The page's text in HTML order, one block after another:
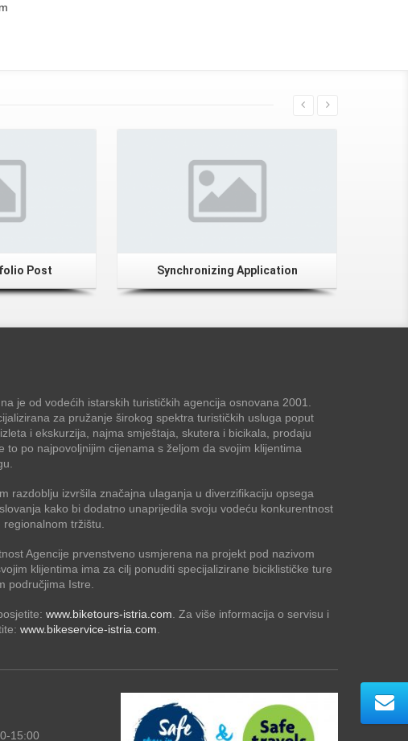
Post Synchronizing Application
je od vodećih istarskih turističkih agencija osnovana 2001.
za pružanje širokog spektra turističkih usluga poput
i ekskurzija, najma smještaja, skutera i bicikala, prodaju
to po najpovoljnijim cijenama s željom da svojim klijentima
razdoblju izvršila značajna ulaganja u diverzifikaciju opsega
kako bi dodatno unaprijedila svoju vodeću konkurentnost
tržištu.
Agencije prvenstveno usmjerena na projekt pod nazivom
klijentima ima za cilj ponuditi specijalizirane biciklističke ture
područjima Istre.
www.biketours-istria.com . Za više informacija o servisu i
www.bikeservice-istria.com
15:00